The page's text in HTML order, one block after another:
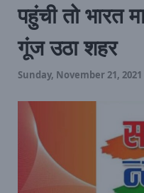
पहुंची तो भारत
गूंज उठा शहर
Sunday, November 21, 2021